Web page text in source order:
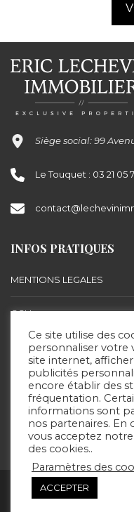
Siège social: 99
Le Touquet : 03 21 05
INFOS PRATIQUES
MENTIONS LEGALES
CGU
BARÈME D’HONORAIRES
SUIVEZ-NOUS
Copyright & copies. 2020
DROITS
Ce site utilise des
personnaliser votre
site internet,
publicités
encore établir des
fréquentation.
informations sont
nos partenaires. En
vous acceptez
des cookies..
Paramètres des
ACCEPTER